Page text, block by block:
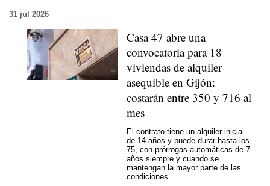
31 jul 2026
Casa 47 abre una
convocatoria para 18
viviendas de alquiler
asequible en Gijón:
costarán entre 350 y 716 al
mes
El contrato tiene un alquiler inicial
de 14 años y puede durar hasta los
75, con prórrogas automáticas de 7
años siempre y cuando se
mantengan la mayor parte de las
condiciones